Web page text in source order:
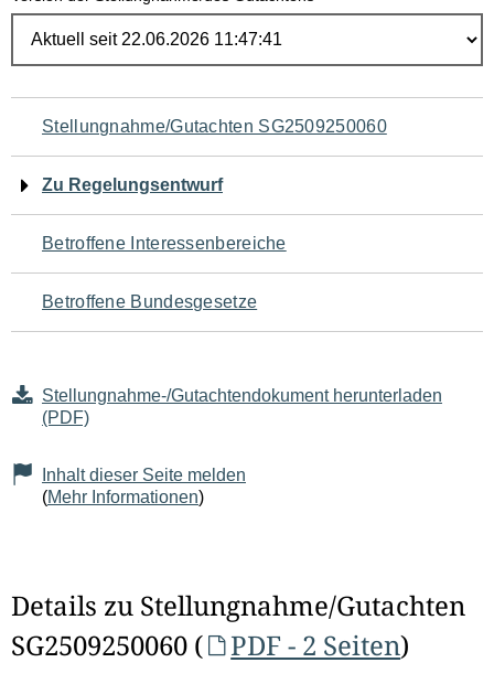
Navigation
für
den
Seiteninhalt
Stellungnahme/Gutachten SG2509250060
Zu Regelungsentwurf
Betroffene Interessenbereiche
Betroffene Bundesgesetze
Stellungnahme-/Gutachtendokument herunterladen
(PDF)
Inhalt dieser Seite melden
(Mehr Informationen)
Details zu Stellungnahme/Gutachten
SG2509250060 (
PDF - 2 Seiten)